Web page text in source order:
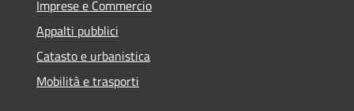
Imprese e Commercio
Appalti pubblici
Catasto e urbanistica
Mobilità e trasporti